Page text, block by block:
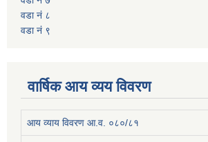
वडा नं ८
वडा नं ९
वार्षिक आय व्यय विवरण
आय व्याय विवरण आ.व. ०८०/८१